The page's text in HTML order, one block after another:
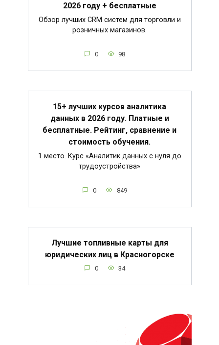
2026 году + бесплатные
Обзор лучших CRM систем для торговли и
розничных магазинов.
0 98
15+ лучших курсов аналитика
данных в 2026 году. Платные и
бесплатные. Рейтинг, сравнение и
стоимость обучения.
1 место. Курс «Аналитик данных с нуля до
трудоустройства»
0 849
Лучшие топливные карты для
юридических лиц в Красногорске
0 34